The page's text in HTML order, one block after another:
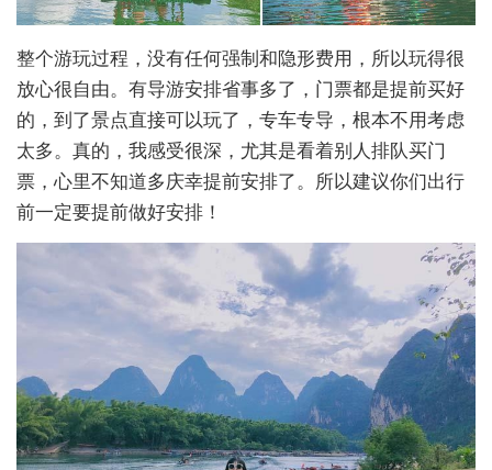
整个游玩过程，没有任何强制和隐形费用，所以玩得很
放心很自由。有导游安排省事多了，门票都是提前买好
的，到了景点直接可以玩了，专车专导，根本不用考虑
太多。真的，我感受很深，尤其是看着别人排队买门
票，心里不知道多庆幸提前安排了。所以建议你们出行
前一定要提前做好安排！